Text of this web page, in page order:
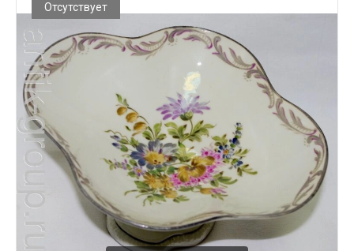
Отсутствует